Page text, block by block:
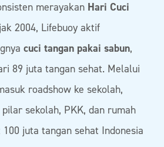
merayakan Hari Cuci
2004, Lifebuoy aktif
cuci tangan pakai sabun,
89 juta tangan sehat. Melalui
roadshow ke sekolah,
sekolah, PKK, dan rumah
juta tangan sehat Indonesia